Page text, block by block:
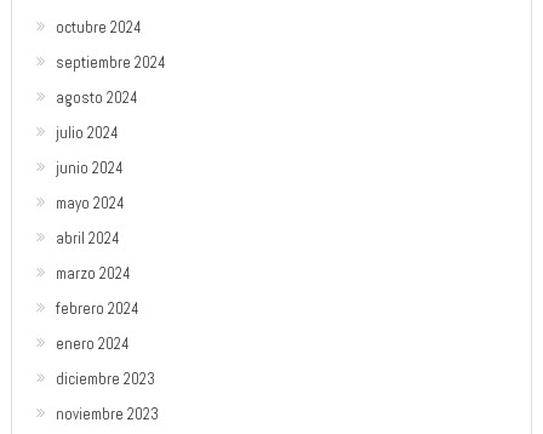
octubre 2024
septiembre 2024
agosto 2024
julio 2024
junio 2024
mayo 2024
abril 2024
marzo 2024
febrero 2024
enero 2024
diciembre 2023
noviembre 2023